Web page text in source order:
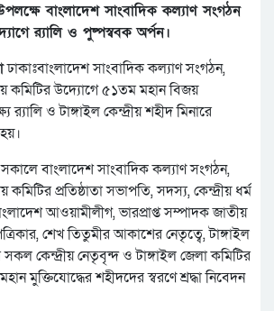
বাংলাদেশ সাংবাদিক কল্যাণ সংগঠন
র‌্যালি ও পুষ্পস্ববক অর্পন।
ঢাকাঃবাংলাদেশ সাংবাদিক কল্যাণ সংগঠন,
কমিটির উদ্যোগে ৫১তম মহান বিজয়
ও টাঙ্গাইল কেন্দ্রীয় শহীদ মিনারে
বাংলাদেশ সাংবাদিক কল্যাণ সংগঠন,
প্রতিষ্ঠাতা সভাপতি, সদস্য, কেন্দ্রীয় ধর্ম
আওয়ামীলীগ, ভারপ্রাপ্ত সম্পাদক জাতীয়
শেখ তিতুমীর আকাশের নেতৃত্বে, টাঙ্গাইল
সকল কেন্দ্রীয় নেতৃবৃন্দ ও টাঙ্গাইল জেলা কমিটির
মুক্তিযোদ্ধের শহীদদের স্বরণে শ্রদ্ধা নিবেদন